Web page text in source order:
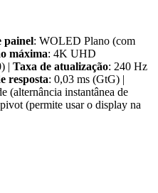
painel: WOLED Plano (com
máxima: 4K UHD
| Taxa de atualização: 240 Hz
resposta: 0,03 ms (GtG) |
(alternância instantânea de
(permite usar o display na